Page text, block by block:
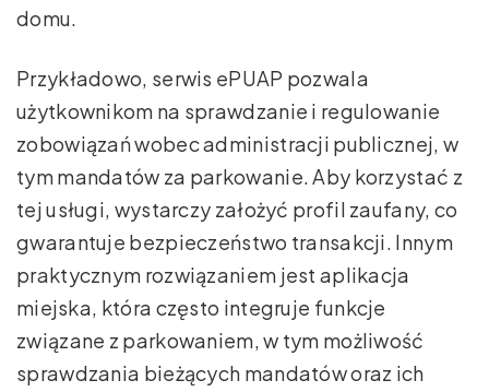
domu.
Przykładowo, serwis ePUAP pozwala
użytkownikom na sprawdzanie i regulowanie
zobowiązań wobec administracji publicznej, w
tym mandatów za parkowanie. Aby korzystać z
tej usługi, wystarczy założyć profil zaufany, co
gwarantuje bezpieczeństwo transakcji. Innym
praktycznym rozwiązaniem jest aplikacja
miejska, która często integruje funkcje
związane z parkowaniem, w tym możliwość
sprawdzania bieżących mandatów oraz ich